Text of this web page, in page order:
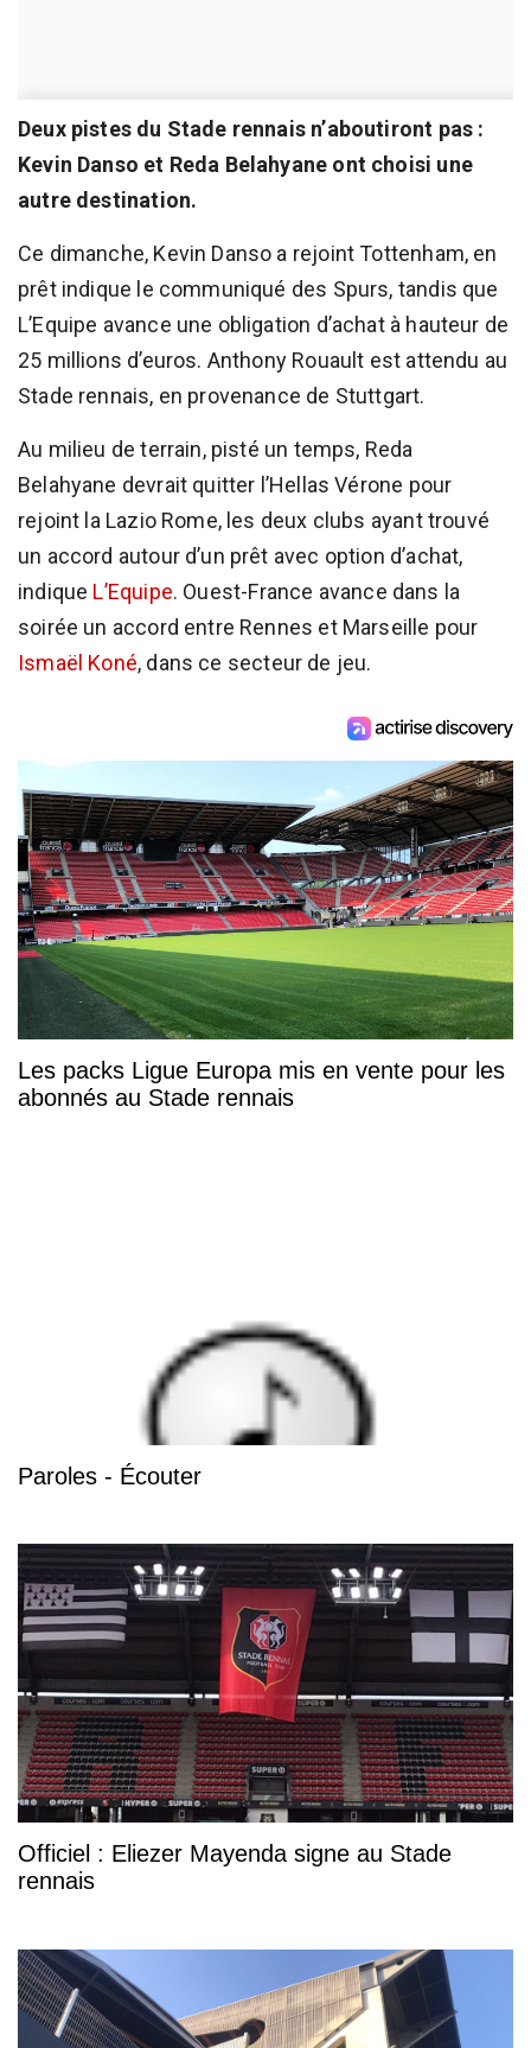
Deux pistes du Stade rennais n’aboutiront pas :
Kevin Danso et Reda Belahyane ont choisi une
autre destination.
Ce dimanche, Kevin Danso a rejoint Tottenham, en
prêt indique le communiqué des Spurs, tandis que
L’Equipe avance une obligation d’achat à hauteur de
25 millions d’euros. Anthony Rouault est attendu au
Stade rennais, en provenance de Stuttgart.
Au milieu de terrain, pisté un temps, Reda
Belahyane devrait quitter l’Hellas Vérone pour
rejoint la Lazio Rome, les deux clubs ayant trouvé
un accord autour d’un prêt avec option d’achat,
indique L’Equipe. Ouest-France avance dans la
soirée un accord entre Rennes et Marseille pour
Ismaël Koné, dans ce secteur de jeu.
Les packs Ligue Europa mis en vente pour les
abonnés au Stade rennais
Paroles - Écouter
Officiel : Eliezer Mayenda signe au Stade
rennais